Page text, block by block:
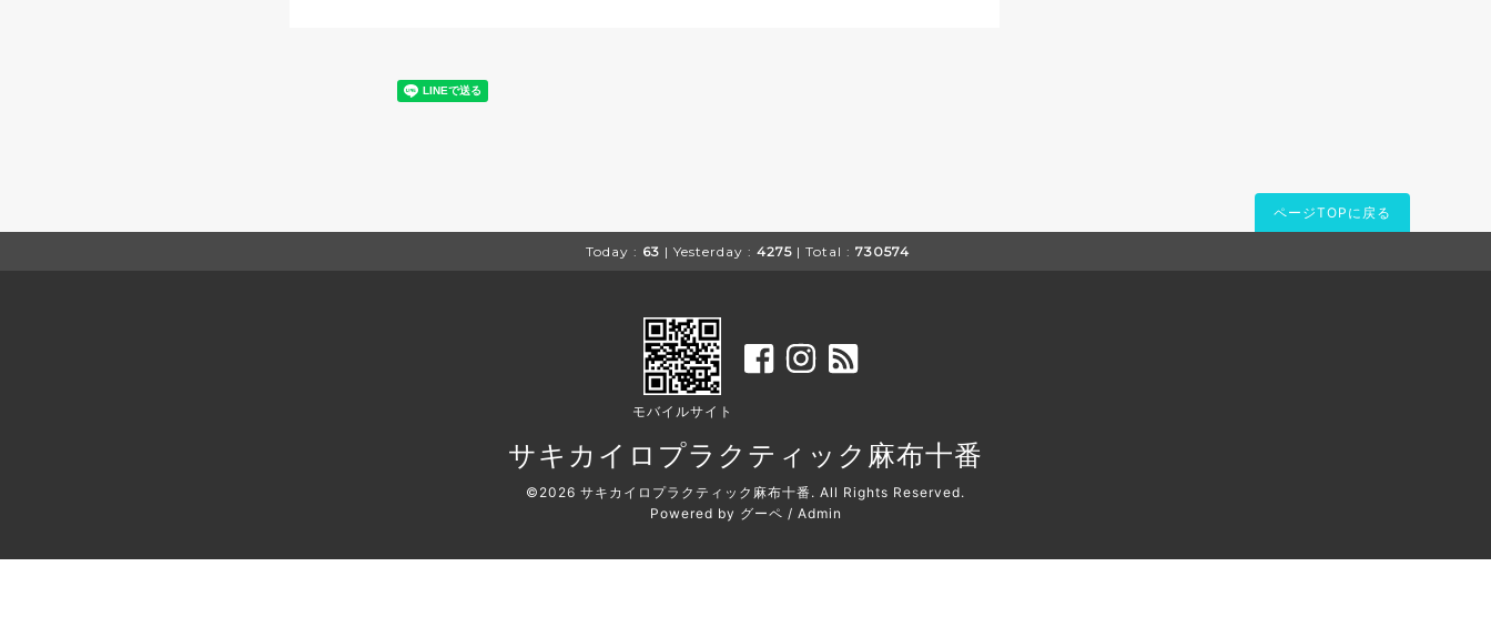
ページTOPに戻る
Today : 63 | Yesterday : 4275 | Total : 730574
モバイルサイト
サキカイロプラクティック麻布十番
©2026 サキカイロプラクティック麻布十番 . All Rights Reserved.
Powered by グーペ / Admin